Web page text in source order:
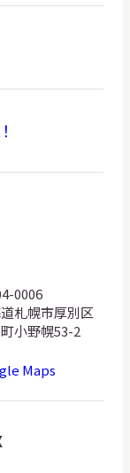
0006
札幌市厚別区
小野幌53-2
Maps